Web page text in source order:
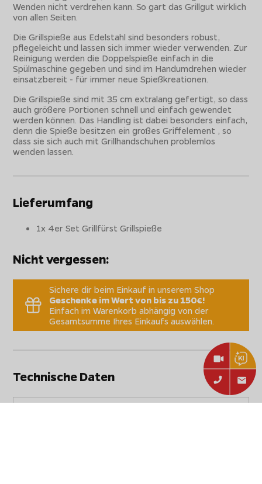
Wenden nicht verdrehen kann. So gart das Grillgut wirklich
von allen Seiten.
Die Grillspieße aus Edelstahl sind besonders robust,
pflegeleicht und lassen sich immer wieder verwenden. Zur
Reinigung werden die Doppelspieße einfach in die
Spülmaschine gegeben und sind im Handumdrehen wieder
einsatzbereit - für immer neue Spießkreationen.
Die Grillspieße sind mit 35 cm extralang gefertigt, so dass
auch größere Portionen schnell und einfach gewendet
werden können. Das Handling ist dabei besonders einfach,
denn die Spieße besitzen ein großes Griffelement , so
dass sie sich auch mit Grillhandschuhen problemlos
wenden lassen.
Lieferumfang
1x 4er Set Grillfürst Grillspieße
Nicht vergessen:
Sichere dir beim Einkauf in unserem Shop
Geschenke im Wert von bis zu 150€!
Einfach im Warenkorb abhängig von der
Gesamtsumme Ihres Einkaufs auswählen.
Technische Daten